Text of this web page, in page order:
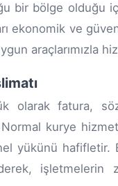
bir bölge olduğu
ekonomik ve
araçlarımızla
olarak fatura,
kurye
yükünü hafifletir.
işletmelerin